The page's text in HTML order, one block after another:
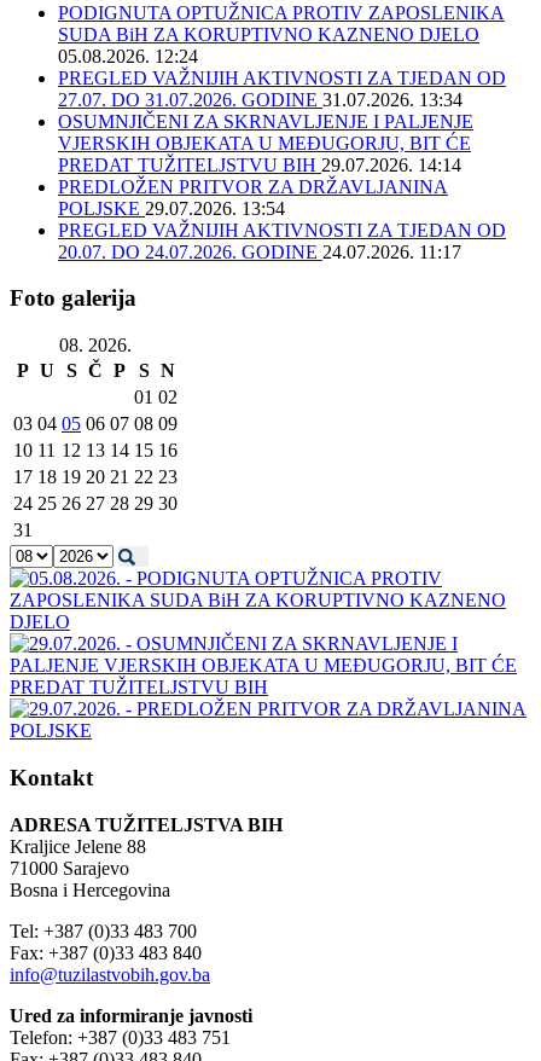
PODIGNUTA OPTUŽNICA PROTIV ZAPOSLENIKA
SUDA BiH ZA KORUPTIVNO KAZNENO DJELO
05.08.2026. 12:24
PREGLED VAŽNIJIH AKTIVNOSTI ZA TJEDAN OD
27.07. DO 31.07.2026. GODINE 31.07.2026. 13:34
OSUMNJIČENI ZA SKRNAVLJENJE I PALJENJE
VJERSKIH OBJEKATA U MEĐUGORJU, BIT ĆE
PREDAT TUŽITELJSTVU BIH 29.07.2026. 14:14
PREDLOŽEN PRITVOR ZA DRŽAVLJANINA
POLJSKE 29.07.2026. 13:54
PREGLED VAŽNIJIH AKTIVNOSTI ZA TJEDAN OD
20.07. DO 24.07.2026. GODINE 24.07.2026. 11:17
Foto galerija
08. 2026.
P U S Č P S N
01 02
03 04 05 06 07 08 09
10 11 12 13 14 15 16
17 18 19 20 21 22 23
24 25 26 27 28 29 30
31
Kontakt
ADRESA TUŽITELJSTVA BIH
Kraljice Jelene 88
71000 Sarajevo
Bosna i Hercegovina
Tel: +387 (0)33 483 700
Fax: +387 (0)33 483 840
info@tuzilastvobih.gov.ba
Ured za informiranje javnosti
Telefon: +387 (0)33 483 751